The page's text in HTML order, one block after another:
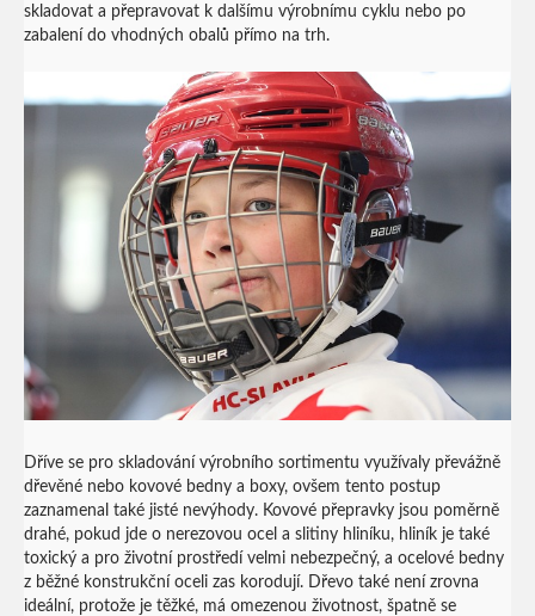
skladovat a přepravovat k dalšímu výrobnímu cyklu nebo po
zabalení do vhodných obalů přímo na trh.
Dříve se pro skladování výrobního sortimentu využívaly převážně
dřevěné nebo kovové bedny a boxy, ovšem tento postup
zaznamenal také jisté nevýhody. Kovové přepravky jsou poměrně
drahé, pokud jde o nerezovou ocel a slitiny hliníku, hliník je také
toxický a pro životní prostředí velmi nebezpečný, a ocelové bedny
z běžné konstrukční oceli zas korodují. Dřevo také není zrovna
ideální, protože je těžké, má omezenou životnost, špatně se